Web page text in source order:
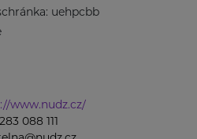
uehpcbb
www.nudz.cz/
088 111